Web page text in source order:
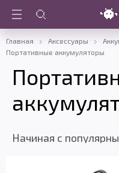
Главная Аксессуары
Портативные аккумуляторы
Начиная c